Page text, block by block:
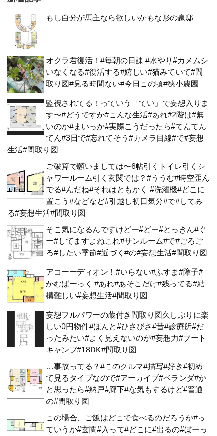
もし自分が馬主なら欲しいかもな形の豪邸
オクラ君復活！#毎朝の日課 #水やり#カメムシ
いなくなる#復活する#嬉しい#猫みていて#間
取り図#見る時間ない#今日この頃#狭小農園
監視されてる！っていう「てい」で妄想入りま
す〜#どうですか#こんな生活#あれ#2階は#無
いのか#まいっか#実際こうだったら#てんてん
てん#3日で#忘れてそう#カメラ目線#で#妄想
生活#間取り図
ご破算で願いましては〜6帖引くトイレ引くシ
ャワールーム引く玄関では？#ううむ#時空歪ん
でる#んだね#それはともかく #洗濯機#どこに
置こう#などなど#引越し初日気分#で#してみ
る#妄想生活#間取り図
そこ気になるんですけどー#どー#どっきん#ぐ
ー#してますよねこれ#サンルーム#で#ごろご
ろ#したい季節#近づく#の#妄想生活#間取り図
アコーーディオン！#いらない#ふすま#障子#
かむばーっく #あれ#あそこだけ#残ってる#結
構難しい#妄想生活#間取り図
妄想フルパワーの蔵付き間取り図久しぶりに楽
しい0円物件#ほんと#ひさびさ#昔#診療所#だ
ったみたい#よく見えないのが#妄想力#ブート
キャンプ#18DK#間取り図
…事故ってる？#このクルマ#描写#好き#初め
て見るタイプなので#アーカイブ#ベランダ#か
と思ったら#納戸#廊下#な気もするけど#普通
の#間取り図
この場合、ご飯はどこで食べるのだろうか#っ
ていうか#玄関#入って#どこに#出るの#ぼーっ